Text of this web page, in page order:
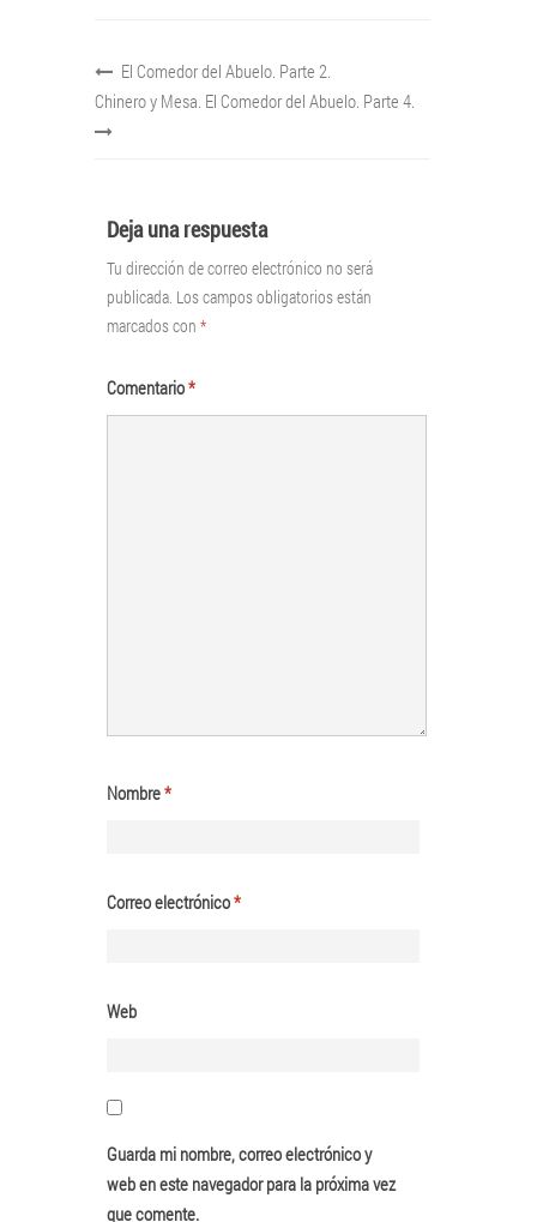
El Comedor del Abuelo. Parte 2.
Chinero y Mesa. El Comedor del Abuelo. Parte 4.
Deja una respuesta
Tu dirección de correo electrónico no será
publicada. Los campos obligatorios están
marcados con *
Comentario*
Nombre*
Correo electrónico*
Web
Guarda mi nombre, correo electrónico y
web en este navegador para la próxima vez
que comente.